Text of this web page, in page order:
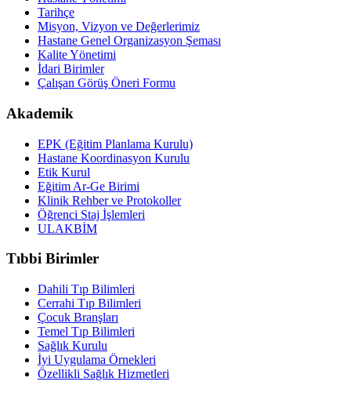
Tarihçe
Misyon, Vizyon ve Değerlerimiz
Hastane Genel Organizasyon Şeması
Kalite Yönetimi
İdari Birimler
Çalışan Görüş Öneri Formu
Akademik
EPK (Eğitim Planlama Kurulu)
Hastane Koordinasyon Kurulu
Etik Kurul
Eğitim Ar-Ge Birimi
Klinik Rehber ve Protokoller
Öğrenci Staj İşlemleri
ULAKBİM
Tıbbi Birimler
Dahili Tıp Bilimleri
Cerrahi Tıp Bilimleri
Çocuk Branşları
Temel Tıp Bilimleri
Sağlık Kurulu
İyi Uygulama Örnekleri
Özellikli Sağlık Hizmetleri